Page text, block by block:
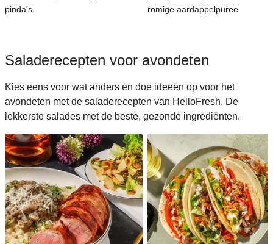
pinda's
romige aardappelpuree
Saladerecepten voor avondeten
Kies eens voor wat anders en doe ideeën op voor het
avondeten met de saladerecepten van HelloFresh. De
lekkerste salades met de beste, gezonde ingrediënten.